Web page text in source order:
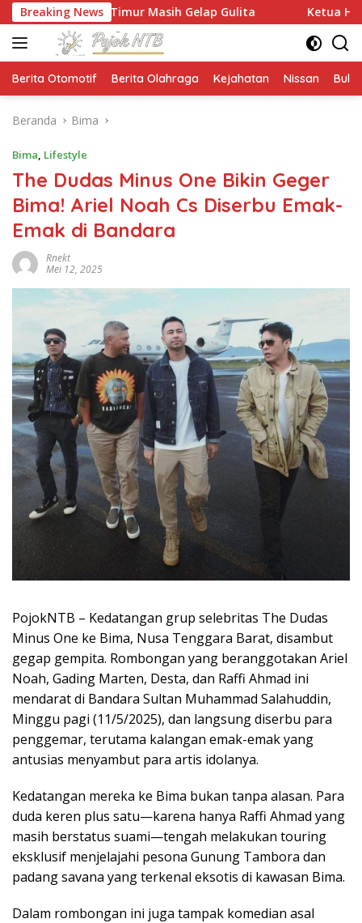
Langsung
ke
konten
Breaking News
Timur Masih Gelap Gulita Ketua HMPS Magister
Berita Otomotif Berita Olahraga Kejahatan Nissan
Beranda Bima
Bima, Lifestyle
The Dudas Minus One Bikin Geger
Bima! Ariel Noah Cs Diserbu Emak-
Emak di Bandara
Rnekt
Mei 12, 2025
PojokNTB – Kedatangan grup selebritas The Dudas
Minus One ke Bima, Nusa Tenggara Barat, disambut
gegap gempita. Rombongan yang beranggotakan Ariel
Noah, Gading Marten, Desta, dan Raffi Ahmad ini
mendarat di Bandara Sultan Muhammad Salahuddin,
Minggu pagi (11/5/2025), dan langsung diserbu para
penggemar, terutama kalangan emak-emak yang
antusias menyambut para artis idolanya.
Kedatangan mereka ke Bima bukan tanpa alasan. Para
duda keren plus satu—karena hanya Raffi Ahmad yang
masih berstatus suami—tengah melakukan touring
eksklusif menjelajahi pesona Gunung Tambora dan
padang savana yang terkenal eksotis di kawasan Bima.
Dalam rombongan ini juga tampak komedian asal